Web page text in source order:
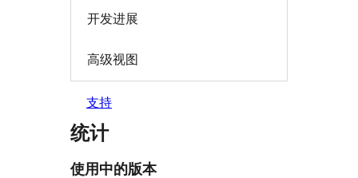
开发进展
高级视图
支持
统计
使用中的版本